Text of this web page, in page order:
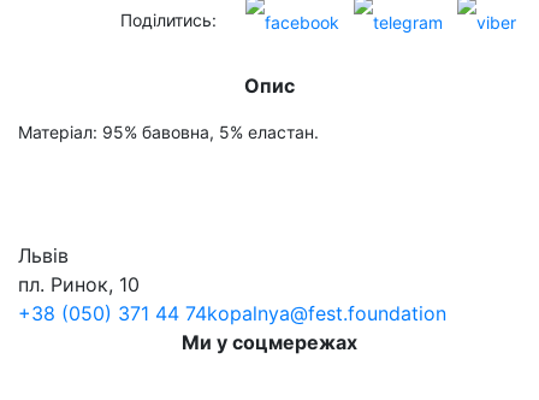
Поділитись:
Опис
Матеріал: 95% бавовна, 5% еластан.
Львів
пл. Ринок, 10
+38 (050) 371 44 74kopalnya@fest.foundation
Ми у соцмережах